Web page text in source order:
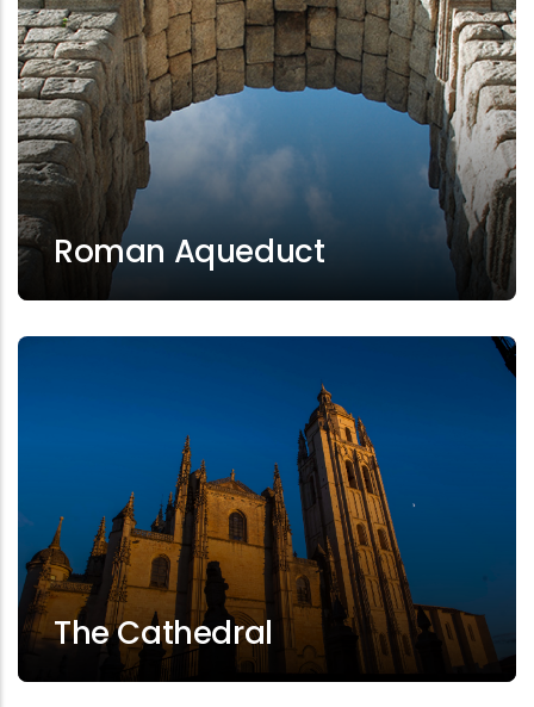
Roman Aqueduct
The Cathedral